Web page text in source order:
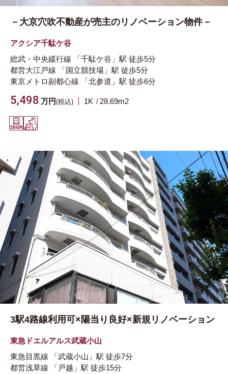
－大京穴吹不動産が売主のリノベーション物件－
アクシア千駄ケ谷
総武・中央緩行線
「千駄ケ谷」駅 徒歩5分
都営大江戸線
「国立競技場」駅 徒歩5分
東京メトロ副都心線
「北参道」駅 徒歩6分
5,498 万円(税込) 1K 28.69m2
3駅4路線利用可×陽当り良好×新規リノベーション
東急ドエルアルス武蔵小山
東急目黒線
「武蔵小山」駅 徒歩7分
都営浅草線
「戸越」駅 徒歩15分